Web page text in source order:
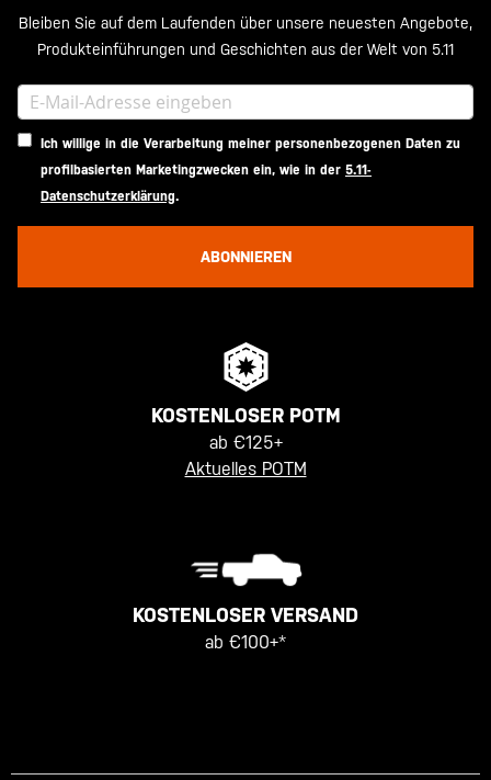
Bleiben Sie auf dem Laufenden über unsere neuesten Angebote,
Produkteinführungen und Geschichten aus der Welt von 5.11
Ich willige in die Verarbeitung meiner personenbezogenen Daten zu
profilbasierten Marketingzwecken ein, wie in der 5.11-
Datenschutzerklärung.
ABONNIEREN
KOSTENLOSER POTM
ab €125+
Aktuelles POTM
KOSTENLOSER VERSAND
ab €100+*